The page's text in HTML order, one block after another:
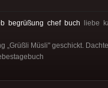
begrüßung chef buch liebe
„Grüßli Müsli" geschickt.